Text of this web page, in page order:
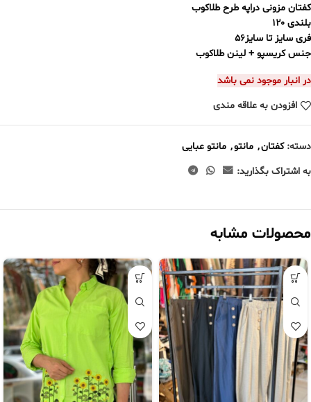
کفتان مزونی دراپه طرح طلاکوب
بلندی ۱۲۰
فری سایز تا سایز۵۶
جنس کریسپو + لینن طلاکوب
در انبار موجود نمی باشد
افزودن به علاقه مندی
دسته: کفتان, مانتو, مانتو عبایی
به اشتراک بگذارید:
محصولات مشابه